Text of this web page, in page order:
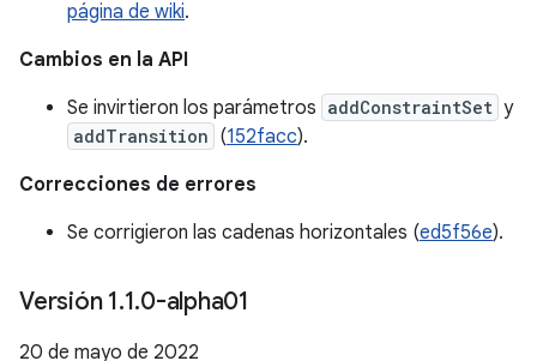
página de wiki.
Cambios en la API
Se invirtieron los parámetros addConstraintSet y
addTransition (152facc).
Correcciones de errores
Se corrigieron las cadenas horizontales (ed5f56e).
Versión 1.1.0-alpha01
20 de mayo de 2022